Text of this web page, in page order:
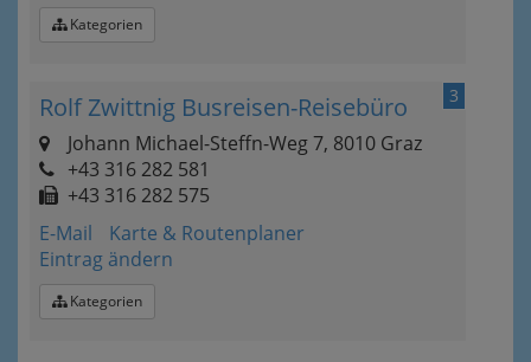
Kategorien
3
Rolf Zwittnig Busreisen-Reisebüro
Johann Michael-Steffn-Weg 7, 8010 Graz
+43 316 282 581
+43 316 282 575
E-Mail
Karte & Routenplaner
Eintrag ändern
Kategorien